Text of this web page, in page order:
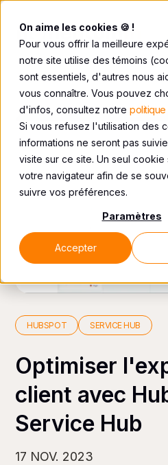
On aime les cookies 🍪 !
Pour vous offrir la meilleure
notre site utilise des témoins
sont essentiels, d'autres nous
vous connaître. Vous pouvez
d'infos, consultez notre
Si vous refusez l'utilisation des
informations ne seront pas
visite sur ce site. Un seul cookie
votre navigateur afin de se
suivre vos préférences.
Paramètres
Accepter
HUBSPOT SERVICE HUB
Optimiser
client avec
Service Hub
17 NOV. 2023